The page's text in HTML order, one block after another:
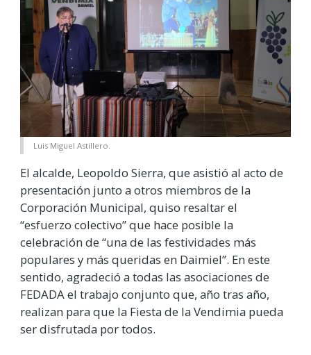
Luis Miguel Astillero.
El alcalde, Leopoldo Sierra, que asistió al acto de
presentación junto a otros miembros de la
Corporación Municipal, quiso resaltar el
“esfuerzo colectivo” que hace posible la
celebración de “una de las festividades más
populares y más queridas en Daimiel”. En este
sentido, agradeció a todas las asociaciones de
FEDADA el trabajo conjunto que, año tras año,
realizan para que la Fiesta de la Vendimia pueda
ser disfrutada por todos.